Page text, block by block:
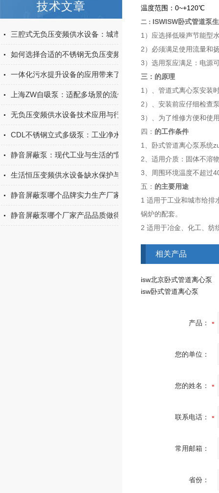
技术文章
三腔式无负压变频供水设备：城市二次供水的智能适配方案
如何选择合适的不锈钢无负压变频供水设备？
一体化污水提升设备的应用带来了诸多好处
上海ZW自吸泵：适配多场景的流体输送实用设备
无负压变频供水设备技术应用与行业发展探究
CDL不锈钢立式多级泵：工业净水与增压输送优选设备
静音屏蔽泵：现代工业与生活的“隐形”守护者
生活恒压变频供水设备缺水保护与故障自诊断功能
静音屏蔽泵哪个品牌实力生产厂家的产品质量做得好？上海淳特
静音屏蔽泵哪个厂家产品品质做得好？上海淳特定有一席之地
温度范围：0~+120℃
二： ISWISW卧式管道泵
1）应选择低噪声节能型
2）必须满足使用流量和
3）选用泵应满足：电源
三： 的原理
1）、管道式离心泵安装
2）、安装前应仔细检查
3）、为了维修方便和使
四： 的工作条件
1、卧式管道离心泵系统
2、适用介质：固体不溶
3、周围环境温度不超过
五： 的主要用途
1 适用于工业和城市给排
锅炉的配套。
2 适用于冶金、化工、纺
相关产品
isw北京卧式管道离心泵
isw卧式管道离心泵
产品：
您的单位：
您的姓名：
联系电话：
常用邮箱：
省份：